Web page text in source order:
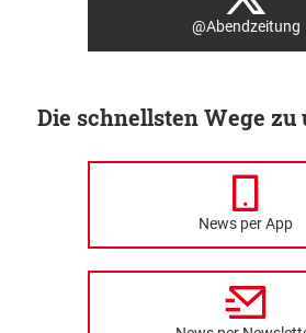
@Abendzeitung
Die schnellsten Wege zu
News per App